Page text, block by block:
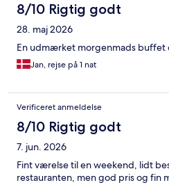
8/10 Rigtig godt
28. maj 2026
En udmærket morgenmads buffet
Jan, rejse på 1 nat
Verificeret anmeldelse
8/10 Rigtig godt
7. jun. 2026
Fint værelse til en weekend, lidt
restauranten, men god pris og fin